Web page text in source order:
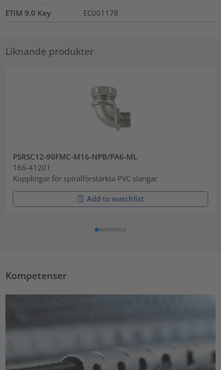
ETIM 9.0 Key
EC001178
Liknande produkter
PSRSC12-90FMC-M16-NPB/PA6-ML
166-41201
Kopplingar för spiralförstärkta PVC slangar
Add to watchlist
Kompetenser